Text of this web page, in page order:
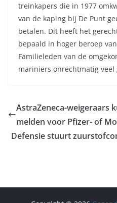
treinkapers die in 1977
van de kaping bij De Punt
betalen. Dit heeft het
bepaald in hoger beroep
Familieleden van de
mariniers onrechtmatig
AstraZeneca-weigeraars
melden voor Pfizer- of
Defensie stuurt